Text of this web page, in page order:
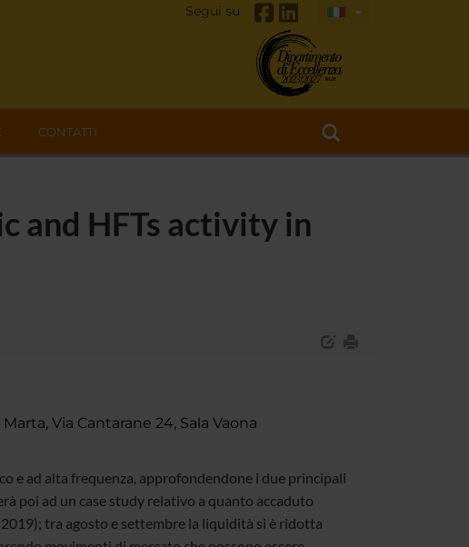
Segui su
CONTATTI
and HFTs activity in
Via Cantarane 24, Sala Vaona
e ad alta frequenza, approfondendone i due principali
poi ad un case study relativo a quanto accaduto
tra agosto e settembre la liquidità si è ridotta